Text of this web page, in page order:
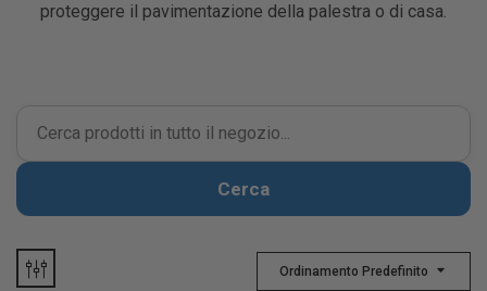
proteggere il pavimentazione della palestra o di casa.
Cerca
Ordinamento Predefinito